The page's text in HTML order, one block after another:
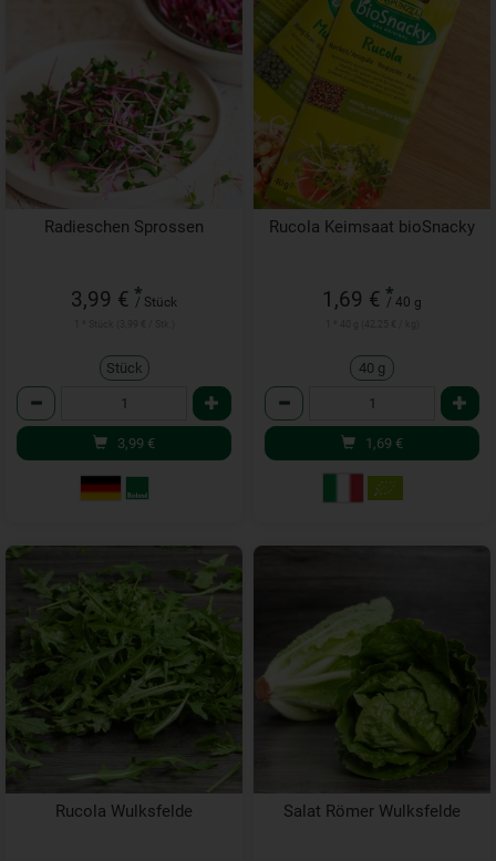
Radieschen Sprossen
3,99 € *
/ Stück
Stück
Anzahl
3,99 €
Rucola Keimsaat bioSnacky
1,69 € *
/ 40 g
40 g
Anzahl
1,69 €
Rucola Wulksfelde Salat Römer Wulksfelde